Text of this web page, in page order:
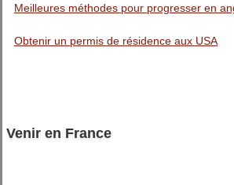
Meilleures méthodes pour progresser en
Obtenir un permis de résidence aux USA
Venir en France